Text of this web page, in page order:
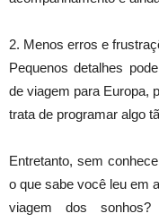
2. Menos erros e
Pequenos detalhes
de viagem para Europa,
trata de programar algo
Entretanto, sem
o que sabe você leu em
viagem dos